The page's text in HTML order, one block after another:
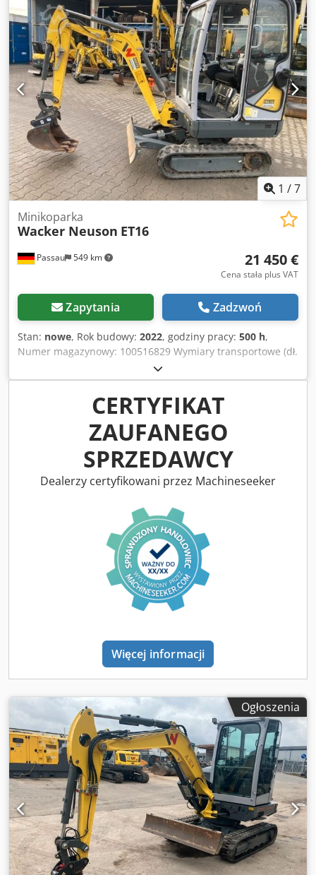
1 /7
Passau 549 km
Minikoparka
Wacker Neuson ET16
21 450 €
Cena stała plus VAT
Zapytania Zadzwoń
Stan: nowe, Rok budowy: 2022, godziny pracy: 500 h,
Numer magazynowy: 100516829 Wymiary transportowe (dł.
x szer. x wys.): 0 x 0 x 0 ---- Gąsienice gumowe Płyta
spychająca W zestawie: system szybkiej wymiany MS01
Uwaga: oferowana maszyna pochodzi z naszego parku
maszyn dostępnych do wynajmu, dlatego podane godziny
pracy mogą się różnić. Cedpfozk Afnsx Ab Ajha Lokalizacja:
CERTYFIKAT
ZAUFANEGO
SPRZEDAWCY
Dealerzy certyfikowani przez Machineseeker
Więcej informacji
Ogłoszenia